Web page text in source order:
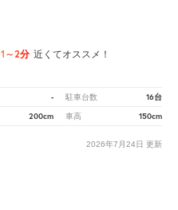
1～2分 近くてオススメ！
- 駐車台数 16台
200cm 車高 150cm
2026年7月24日 更新